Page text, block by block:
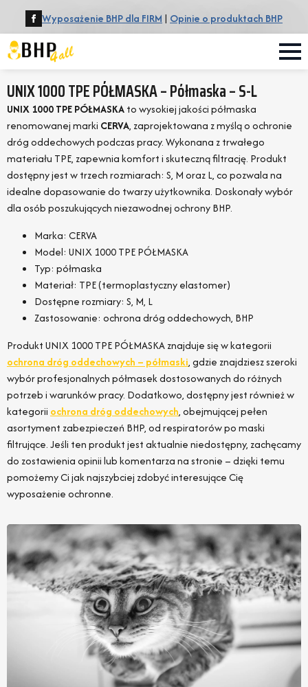
Wyposażenie BHP dla FIRM | Opinie o produktach BHP
UNIX 1000 TPE PÓŁMASKA – Półmaska – S-L
UNIX 1000 TPE PÓŁMASKAto wysokiej jakości półmaska
renomowanej marki CERVA, zaprojektowana z myślą o ochronie
dróg oddechowych podczas pracy. Wykonana z trwałego
materiału TPE, zapewnia komfort i skuteczną filtrację. Produkt
dostępny jest w trzech rozmiarach: S, M oraz L, co pozwala na
idealne dopasowanie do twarzy użytkownika. Doskonały wybór
dla osób poszukujących niezawodnej ochrony BHP.
Marka: CERVA
Model: UNIX 1000 TPE PÓŁMASKA
Typ: półmaska
Materiał: TPE (termoplastyczny elastomer)
Dostępne rozmiary: S, M, L
Zastosowanie: ochrona dróg oddechowych, BHP
Produkt UNIX 1000 TPE PÓŁMASKA znajduje się w kategorii
ochrona dróg oddechowych – półmaski, gdzie znajdziesz szeroki
wybór profesjonalnych półmasek dostosowanych do różnych
potrzeb i warunków pracy. Dodatkowo, dostępny jest również w
kategorii ochrona dróg oddechowych, obejmującej pełen
asortyment zabezpieczeń BHP, od respiratorów po maski
filtrujące. Jeśli ten produkt jest aktualnie niedostępny, zachęcamy
do zostawienia opinii lub komentarza na stronie – dzięki temu
pomożemy Ci jak najszybciej zdobyć interesujące Cię
wyposażenie ochronne.